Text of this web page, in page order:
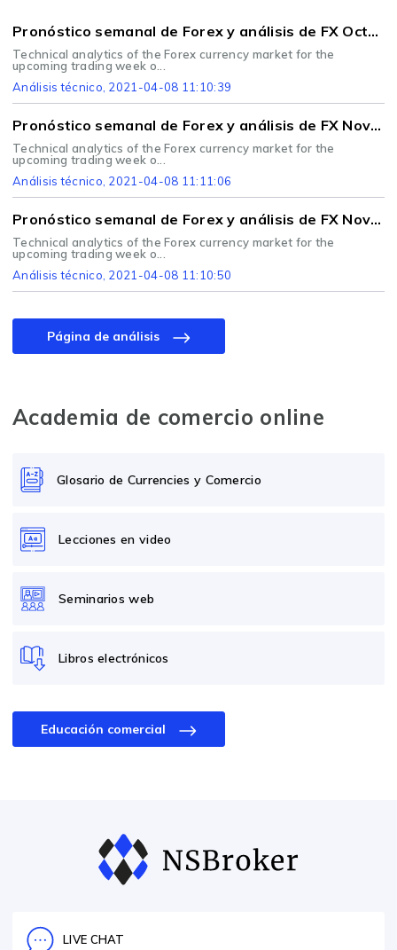
Pronóstico semanal de Forex y análisis de FX Octubre 26 - 30
Technical analytics of the Forex currency market for the
upcoming trading week o...
Análisis técnico, 2021-04-08 11:10:39
Pronóstico semanal de Forex y análisis de FX Noviembre 02 - 06
Technical analytics of the Forex currency market for the
upcoming trading week o...
Análisis técnico, 2021-04-08 11:11:06
Pronóstico semanal de Forex y análisis de FX Noviembre 09 - 13
Technical analytics of the Forex currency market for the
upcoming trading week o...
Análisis técnico , 2021-04-08 11:10:50
Página de análisis
Academia de comercio online
Glosario de Currencies y Comercio
Lecciones en video
Seminarios web
Libros electrónicos
Educación comercial
LIVE CHAT